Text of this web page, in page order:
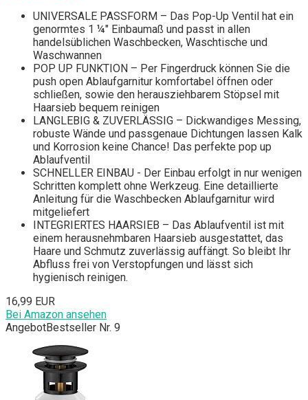
UNIVERSALE PASSFORM – Das Pop-Up Ventil hat ein
genormtes 1 ¼" Einbaumaß und passt in allen
handelsüblichen Waschbecken, Waschtische und
Waschwannen
POP UP FUNKTION – Per Fingerdruck können Sie die
push open Ablaufgarnitur komfortabel öffnen oder
schließen, sowie den herausziehbarem Stöpsel mit
Haarsieb bequem reinigen
LANGLEBIG & ZUVERLÄSSIG – Dickwandiges Messing,
robuste Wände und passgenaue Dichtungen lassen Kalk
und Korrosion keine Chance! Das perfekte pop up
Ablaufventil
SCHNELLER EINBAU - Der Einbau erfolgt in nur wenigen
Schritten komplett ohne Werkzeug. Eine detaillierte
Anleitung für die Waschbecken Ablaufgarnitur wird
mitgeliefert
INTEGRIERTES HAARSIEB – Das Ablaufventil ist mit
einem herausnehmbaren Haarsieb ausgestattet, das
Haare und Schmutz zuverlässig auffängt. So bleibt Ihr
Abfluss frei von Verstopfungen und lässt sich
hygienisch reinigen.
16,99 EUR
Bei Amazon ansehen
AngebotBestseller Nr. 9